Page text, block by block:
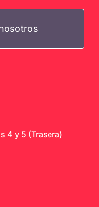
4 y 5 (Trasera)